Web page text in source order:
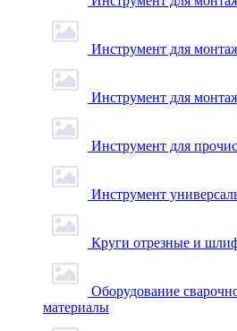
Инструмент для
Инструмент для
Инструмент для
Инструмент
Круги отрезные и
Оборудование
материалы